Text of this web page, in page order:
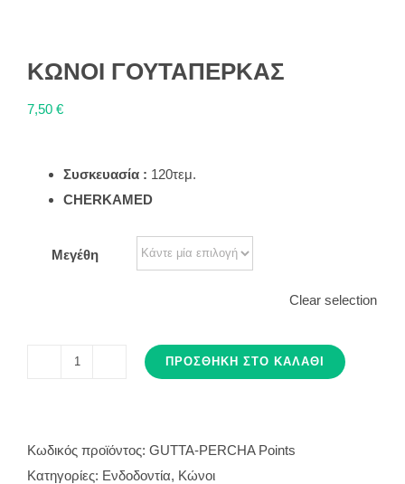
ΚΩΝΟΙ ΓΟΥΤΑΠΕΡΚΑΣ
7,50 €
Συσκευασία : 120τεμ.
CHERKAMED
Μεγέθη
Clear selection
ΠΡΟΣΘΉΚΗ ΣΤΟ ΚΑΛΆΘΙ
Κωδικός προϊόντος: GUTTA-PERCHA Points
Κατηγορίες: Ενδοδοντία, Κώνοι